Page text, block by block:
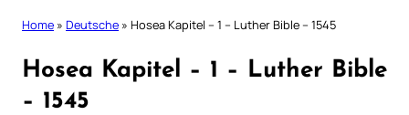
Home » Deutsche » Hosea Kapitel – 1 – Luther Bible – 1545
Hosea Kapitel – 1 – Luther Bible
– 1545